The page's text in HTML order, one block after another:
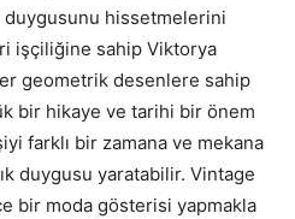
duygusunu hissetmelerini
işçiliğine sahip Viktorya
geometrik desenlere sahip
bir hikaye ve tarihi bir önem
farklı bir zamana ve mekana
duygusu yaratabilir. Vintage
bir moda gösterisi yapmakla